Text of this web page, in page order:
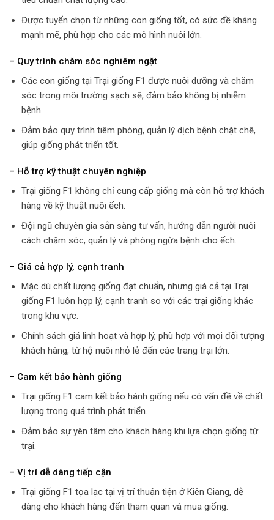
Được tuyển chọn từ những con giống tốt, có sức đề kháng
mạnh mẽ, phù hợp cho các mô hình nuôi lớn.
– Quy trình chăm sóc nghiêm ngặt
Các con giống tại Trại giống F1 được nuôi dưỡng và chăm
sóc trong môi trường sạch sẽ, đảm bảo không bị nhiễm
bệnh.
Đảm bảo quy trình tiêm phòng, quản lý dịch bệnh chặt chẽ,
giúp giống phát triển tốt.
– Hỗ trợ kỹ thuật chuyên nghiệp
Trại giống F1 không chỉ cung cấp giống mà còn hỗ trợ khách
hàng về kỹ thuật nuôi ếch.
Đội ngũ chuyên gia sẵn sàng tư vấn, hướng dẫn người nuôi
cách chăm sóc, quản lý và phòng ngừa bệnh cho ếch.
– Giá cả hợp lý, cạnh tranh
Mặc dù chất lượng giống đạt chuẩn, nhưng giá cả tại Trại
giống F1 luôn hợp lý, cạnh tranh so với các trại giống khác
trong khu vực.
Chính sách giá linh hoạt và hợp lý, phù hợp với mọi đối tượng
khách hàng, từ hộ nuôi nhỏ lẻ đến các trang trại lớn.
– Cam kết bảo hành giống
Trại giống F1 cam kết bảo hành giống nếu có vấn đề về chất
lượng trong quá trình phát triển.
Đảm bảo sự yên tâm cho khách hàng khi lựa chọn giống từ
trại.
– Vị trí dễ dàng tiếp cận
Trại giống F1 tọa lạc tại vị trí thuận tiện ở Kiên Giang, dễ
dàng cho khách hàng đến tham quan và mua giống.